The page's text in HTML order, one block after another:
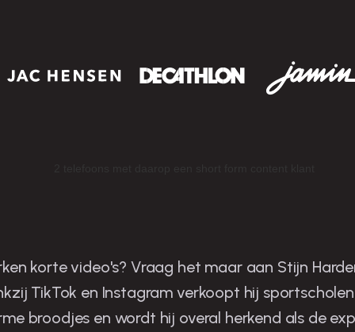
is de man in zijn niche
korte video's? Vraag het maar aan Stijn
TikTok en Instagram verkoopt hij
broodjes en wordt hij overal herkend als de